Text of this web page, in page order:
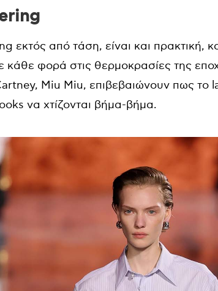
εκτός από τάση, είναι και πρακτική,
φορά στις θερμοκρασίες της
Miu Miu, επιβεβαιώνουν πως το
να χτίζονται βήμα-βήμα.